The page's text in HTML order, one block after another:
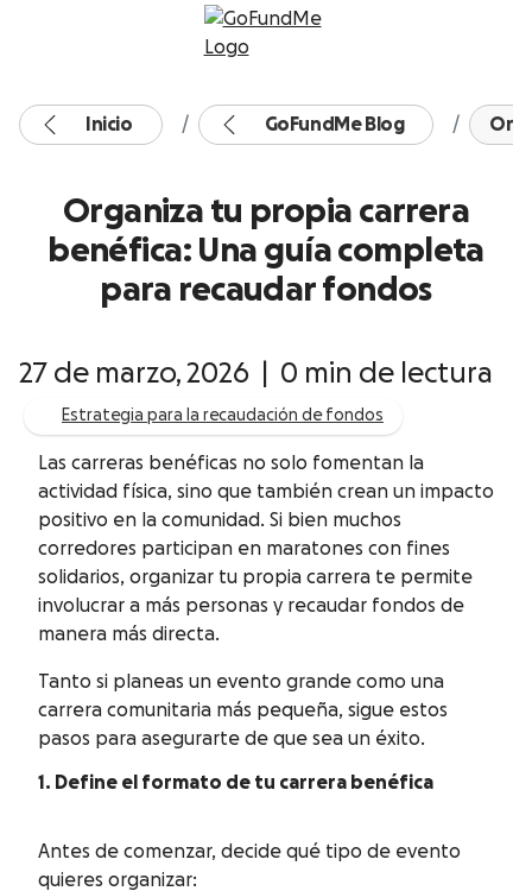
Ir directamente al contenido
Inicio GoFundMe Blog
Organiza tu propia carrera
benéfica: Una guía completa
para recaudar fondos
27 de marzo, 2026 0 min de lectura
Estrategia para la recaudación de fondos
Las carreras benéficas no solo fomentan la
actividad física, sino que también crean un impacto
positivo en la comunidad. Si bien muchos
corredores participan en maratones con fines
solidarios, organizar tu propia carrera te permite
involucrar a más personas y recaudar fondos de
manera más directa.
Tanto si planeas un evento grande como una
carrera comunitaria más pequeña, sigue estos
pasos para asegurarte de que sea un éxito.
1. Define el formato de tu carrera benéfica
Antes de comenzar, decide qué tipo de evento
quieres organizar: